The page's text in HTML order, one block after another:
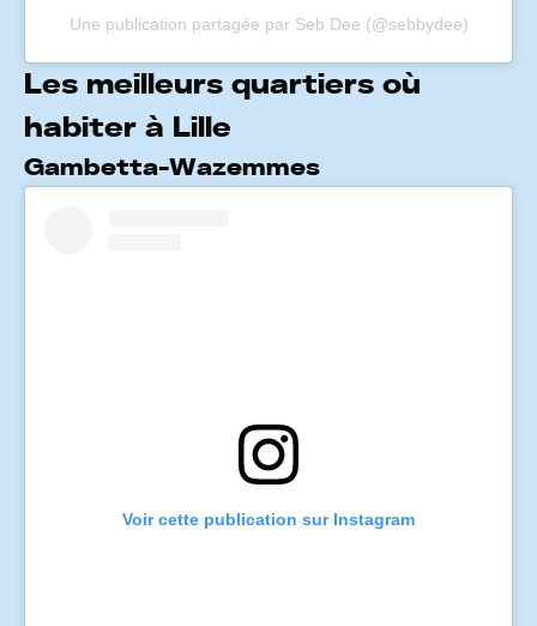
Une publication partagée par Seb Dee (@sebbydee)
Les meilleurs quartiers où
habiter à Lille
Gambetta-Wazemmes
Voir cette publication sur Instagram